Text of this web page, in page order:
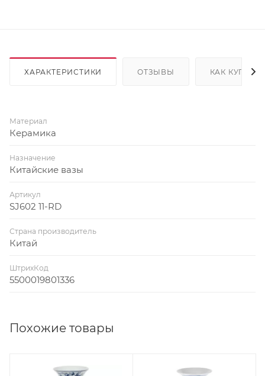
ХАРАКТЕРИСТИКИ ОТЗЫВЫ КАК КУПИТЬ
Материал
Керамика
Назначение
Китайские вазы
Артикул
SJ602 11-RD
Страна производитель
Китай
ШтрихКод
5500019801336
Похожие товары